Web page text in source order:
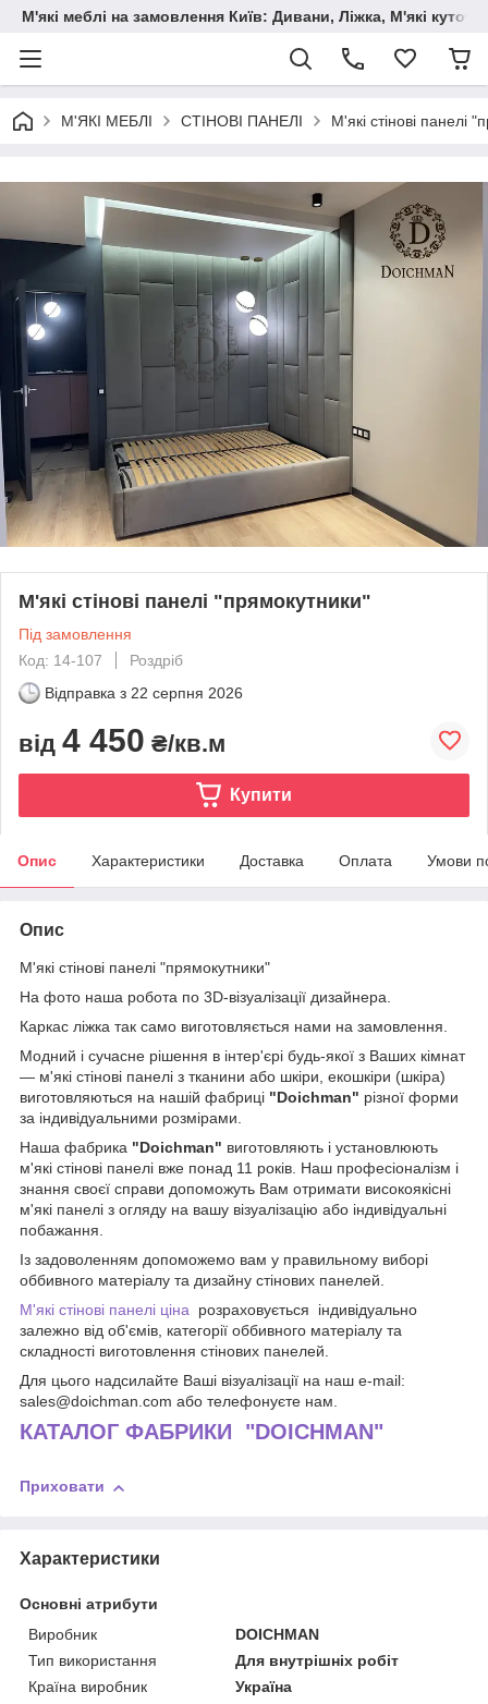
М'які меблі на замовлення Київ: Дивани, Ліжка, М'які
М'ЯКІ МЕБЛІ СТІНОВІ ПАНЕЛІ М'які стінові панелі
М'які стінові панелі "прямокутники"
Під замовлення
Код: 14-107
Роздріб
Відправка з 22 серпня 2026
від 4 450 ₴/кв.м
Купити
Опис Характеристики Доставка Оплата Умови
Опис
М'які стінові панелі "прямокутники"
На фото наша робота по 3D-візуалізації дизайнера.
Каркас ліжка так само виготовляється нами на замовлення.
Модний і сучасне рішення в інтер'єрі будь-якої з Ваших кімнат
— м'які стінові панелі з тканини або шкіри, екошкіри (шкіра)
виготовляються на нашій фабриці "Doichman" різної форми
за індивідуальними розмірами.
Наша фабрика "Doichman" виготовляють і установлюють
м'які стінові панелі вже понад 11 років. Наш професіоналізм і
знання своєї справи допоможуть Вам отримати високоякісні
м'які панелі з огляду на вашу візуалізацію або індивідуальні
побажання.
Із задоволенням допоможемо вам у правильному виборі
оббивного матеріалу та дизайну стінових панелей.
М'які стінові панелі ціна
розраховується індивідуально
залежно від об'ємів, категорії оббивного матеріалу та
складності виготовлення стінових панелей.
Для цього надсилайте Ваші візуалізації на наш e-mail:
sales@doichman.com або телефонуєте нам.
КАТАЛОГ ФАБРИКИ "DOICHMAN"
Приховати
Характеристики
Основні атрибути
Виробник
DOICHMAN
Тип використання
Для внутрішніх робіт
Країна виробник
Україна